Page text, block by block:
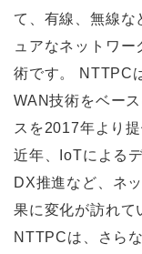
て、有線、無線な
ュアなネットワ
術です。 NTTPC
WAN技術をベー
スを2017年より
近年、IoTによる
DX推進など、ネ
果に変化が訪れて
NTTPCは、さら